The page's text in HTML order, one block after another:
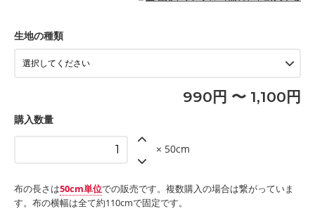
・パンツ、タックスカートなどのボトムス
もっと詳しく見る
・工作用エプロン
もっと詳しく見る
生地の種類
990円 〜 1,100円
購入数量
× 50cm
布の長さは50cm単位での販売です。複数購入の場合は繋がっていま
す。布の横幅は全て約110cmで固定です。